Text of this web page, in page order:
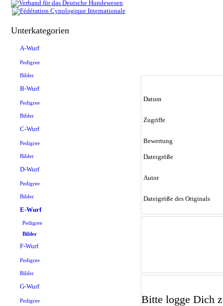
Unterkategorien
A-Wurf
Pedigree
Bilder
B-Wurf
Pedigree
Bilder
C-Wurf
Pedigree
Bilder
D-Wurf
Pedigree
Bilder
E-Wurf
Pedigree
Bilder
F-Wurf
Pedigree
Bilder
G-Wurf
Pedigree
Datum
Zugriffe
Bewertung
Dateigröße
Autor
Dateigröße des Originals
Bitte logge Dich